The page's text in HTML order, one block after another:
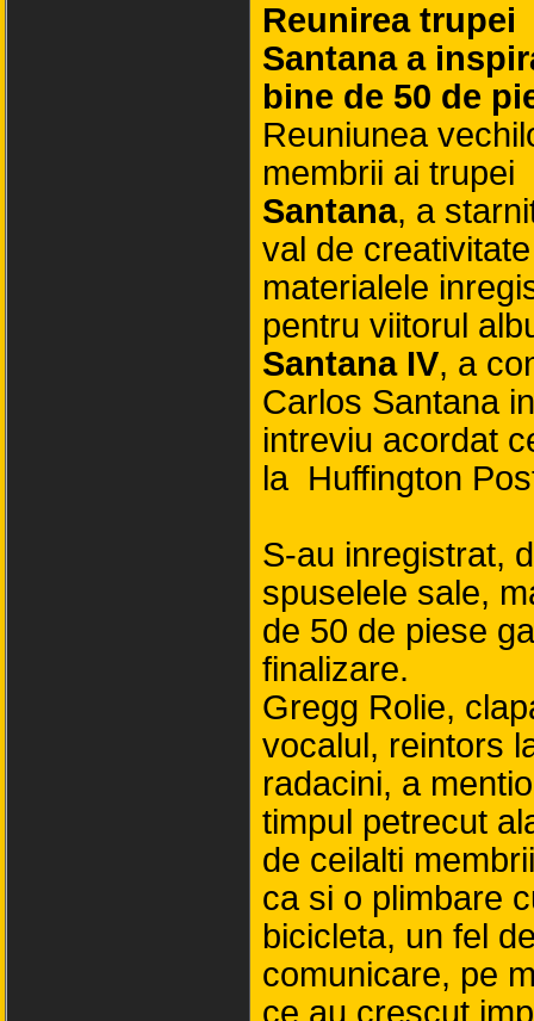
Reunirea trupei
Santana a
bine de 50 de
Reuniunea
membrii ai trupei
Santana, a
val de
materialele
pentru viitorul
Santana IV, a
Carlos Santana
intreviu acordat
la Huffington
S-au inregistrat,
spuselele sale,
de 50 de piese
finalizare.
Gregg Rolie,
vocalul, reintors
radacini, a
timpul petrecut
de ceilalti
ca si o plimbare
bicicleta, un fel
comunicare, pe
ce au crescut